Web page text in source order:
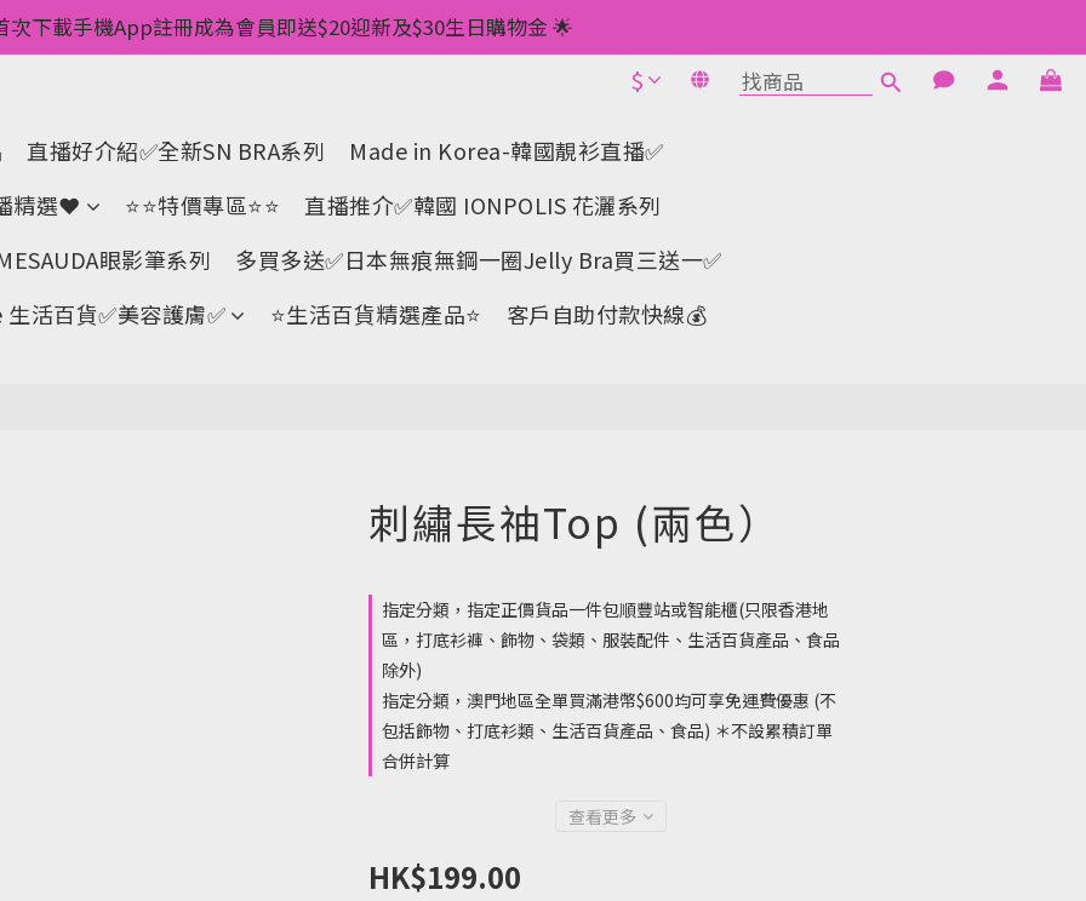
💥 ✅一件起包順豐 ✅第二件起減$20 ✅第三件減$40    如此類推⬆不設上限
次下載手機App註冊成為會員即送$20迎新及$30生日購物金 🌟
費儲積分當購物金用🌟消費1元有1分 🌟累積滿100分可當1元使用🌟
💥 ✅一件起包順豐 ✅第二件起減$20 ✅第三件減$40    如此類推⬆不設上限
$
直播好介紹✅全新SN BRA系列
Made in Korea-韓國靚衫直播✅
精選❤
⭐⭐特價專區⭐⭐
直播推介✅韓國 IONPOLIS 花灑系列
眼影筆系列
多買多送✅️日本無痕無鋼一圈Jelly Bra買三送一✅️
活百貨✅美容護膚✅
⭐生活百貨精選產品⭐ 客戶自助付款快線💰
刺繡長䄂Top (兩色）
指定分類，指定正價貨品一件包順豐站或智能櫃(只限香港地
區，打底衫褲、飾物、袋類、服裝配件、生活百貨產品、食品
除外)
指定分類，澳門地區全單買滿港幣$600均可享免運費優惠 (不
包括飾物、打底衫類、生活百貨產品、食品) ＊不設累積訂單
合併計算
查看更多
HK$199.00
立即購買